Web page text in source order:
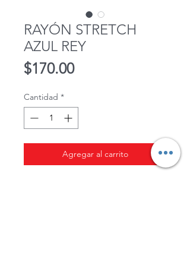
RAYÓN STRETCH
AZUL REY
$170.00Precio
Cantidad *
Agregar al carrito